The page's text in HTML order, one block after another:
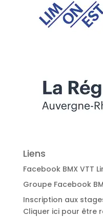
Liens
Facebook BMX VTT
Groupe Facebook
Inscription aux
Cliquer ici pour être